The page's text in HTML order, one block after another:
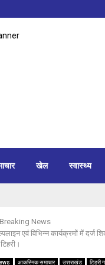
खेल स्वास्थ्य
Breaking News
एवं विभिन्न कार्यक्रमों में दर्ज
आकस्मिक समाचार उत्तराखंड टिहरी